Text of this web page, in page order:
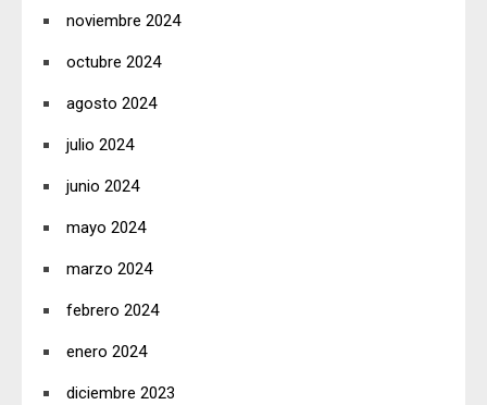
noviembre 2024
octubre 2024
agosto 2024
julio 2024
junio 2024
mayo 2024
marzo 2024
febrero 2024
enero 2024
diciembre 2023